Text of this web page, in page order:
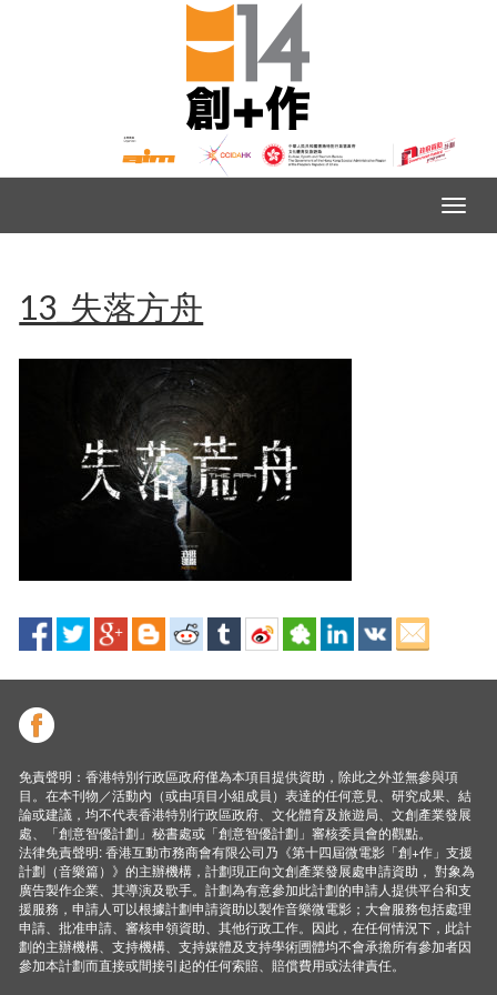
13_失落方舟
免責聲明：香港特別行政區政府僅為本項目提供資助，除此之外並無參與項
目。在本刊物／活動內（或由項目小組成員）表達的任何意見、研究成果、結
論或建議，均不代表香港特別行政區政府、文化體育及旅遊局、文創產業發展
處、「創意智優計劃」秘書處或「創意智優計劃」審核委員會的觀點。
法律免責聲明: 香港互動市務商會有限公司乃《第十四屆微電影「創+作」支援
計劃（音樂篇）》的主辦機構，計劃現正向文創產業發展處申請資助， 對象為
廣告製作企業、其導演及歌手。計劃為有意參加此計劃的申請人提供平台和支
援服務，申請人可以根據計劃申請資助以製作音樂微電影；大會服務包括處理
申請、批准申請、審核申領資助、其他行政工作。因此，在任何情況下，此計
劃的主辦機構、支持機構、支持媒體及支持學術圑體均不會承擔所有參加者因
參加本計劃而直接或間接引起的任何索賠、賠償費用或法律責任。